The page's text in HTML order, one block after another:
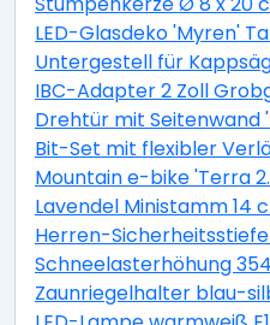
LED-Glasdeko 'Myren'
Untergestell für
IBC-Adapter 2 Zoll
Drehtür mit Seitenwand
Bit-Set mit flexibler
Mountain e-bike 'Terra
Lavendel Ministamm 14
Herren-
Schneelasterhöhung
Zaunriegelhalter blau-